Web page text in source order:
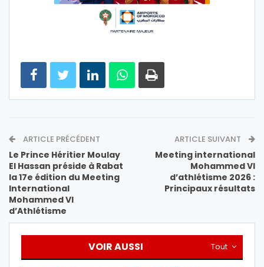
ARTICLE PRÉCÉDENT
Le Prince Héritier Moulay
El Hassan préside à Rabat
la 17e édition du Meeting
International
Mohammed VI
d’Athlétisme
ARTICLE SUIVANT
Meeting international
Mohammed VI
d’athlétisme 2026 :
Principaux résultats
Tout
VOIR AUSSI